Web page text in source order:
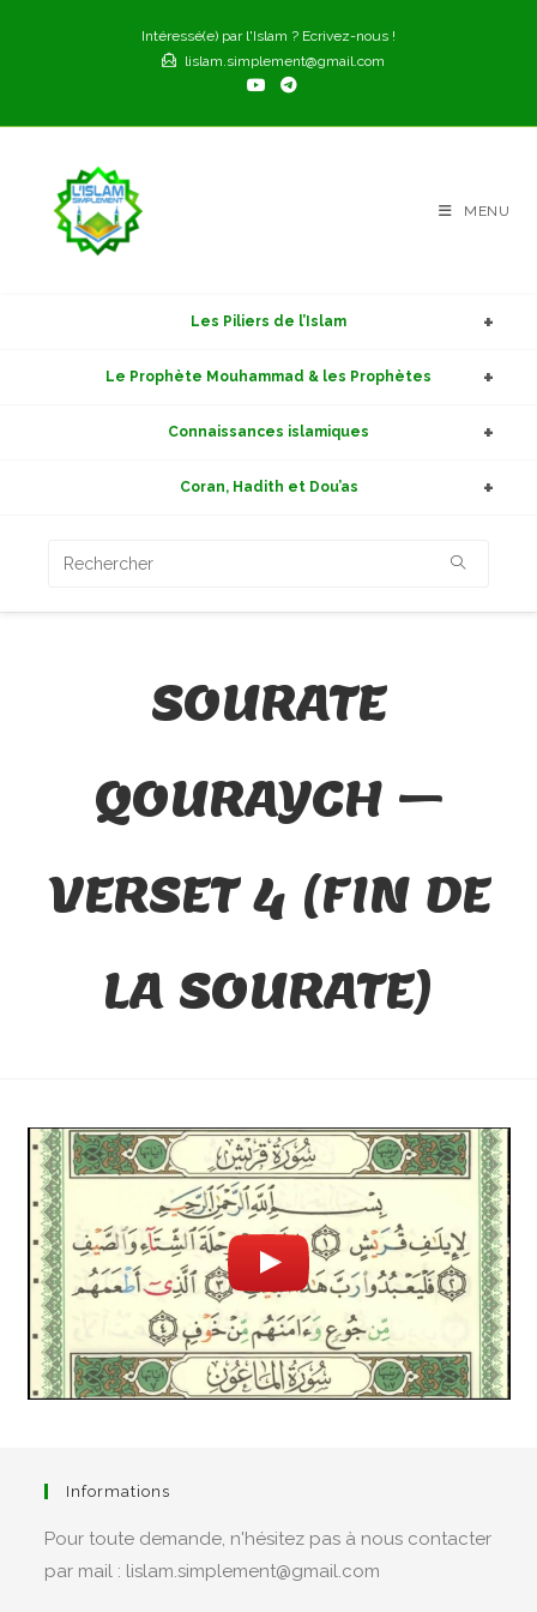
Intéressé(e) par l'Islam ? Ecrivez-nous !
lislam.simplement@gmail.com
MENU
Les Piliers de l’Islam
Le Prophète Mouhammad & les Prophètes
Connaissances islamiques
Coran, Hadith et Dou’as
SOURATE
QOURAYCH –
VERSET 4 (FIN DE
LA SOURATE)
Informations
Pour toute demande, n'hésitez pas à nous contacter
par mail : lislam.simplement@gmail.com